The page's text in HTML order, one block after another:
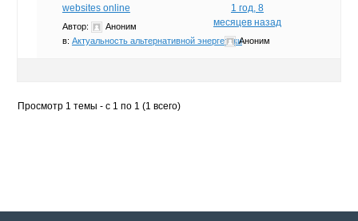
websites online
Автор:
Аноним
в: Актуальность альтернативной энергетики
1 год, 8
месяцев назад
Аноним
Просмотр 1 темы - с 1 по 1 (1 всего)